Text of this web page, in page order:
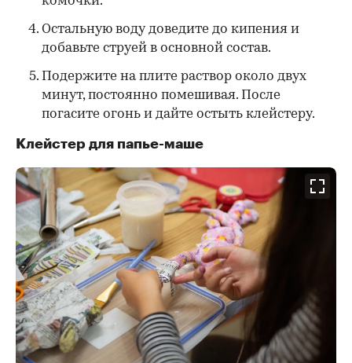
Остальную воду доведите до кипения и
добавьте струей в основной состав.
Подержите на плите раствор около двух
минут, постоянно помешивая. После
погасите огонь и дайте остыть клейстеру.
Клейстер для папье-маше